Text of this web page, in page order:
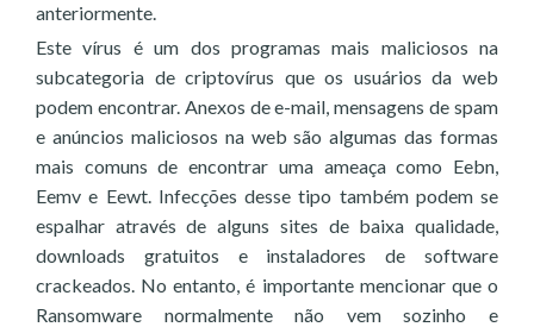
anteriormente.
Este vírus é um dos programas mais maliciosos na
subcategoria de criptovírus que os usuários da web
podem encontrar. Anexos de e-mail, mensagens de spam
e anúncios maliciosos na web são algumas das formas
mais comuns de encontrar uma ameaça como Eebn,
Eemv e Eewt. Infecções desse tipo também podem se
espalhar através de alguns sites de baixa qualidade,
downloads gratuitos e instaladores de software
crackeados. No entanto, é importante mencionar que o
Ransomware normalmente não vem sozinho e